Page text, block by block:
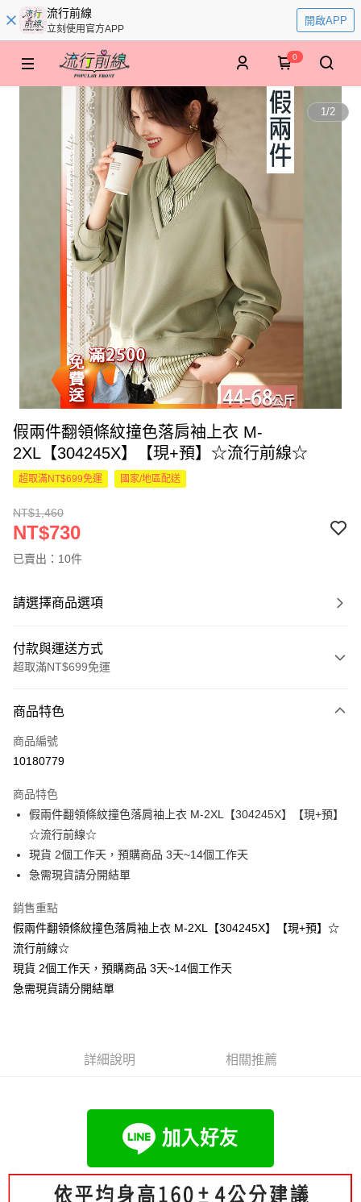
流行前線
立刻使用官方APP
開啟APP
0
1/2
假兩件翻領條紋撞色落肩袖上衣 M-
2XL【304245X】【現+預】☆流行前線☆
超取滿NT$699免運 國家/地區配送
NT$1,460
NT$730
已賣出：10件
請選擇商品選項
付款與運送方式
超取滿NT$699免運
信用卡一次付款
超商取貨付款
Apple Pay
街口支付
悠遊付
Google Pay
全支付
大哥付你分期
2.付款方式選擇「大哥付你分期」，訂單成立後會自動跳轉到大哥付的交易
4.訂單成立30分鐘內，如未前往確認交易或遇審核未通過，訂單將自動取
消。如遇「轉專審核」未通過狀況，表示未達大哥付你分期系統評分，恕無
1.分期款項不併入電信帳單，「大哥付你分期」於每月結算日後寄送繳費提
醒簡訊。
１．簡單：不需註冊會員、不需綁卡、不需儲值。
２．便利：只要手機號碼，簡訊認證，即可結帳。
３．安心：先確認商品／服務後，再付款。
【「AFTEE先享後付」結帳流程】
１．於結帳方式選擇「AFTEE先享後付」後，將跳轉至「AFTEE先享後付」
「Hami Point」為中華電信所提供之點數服務，可於會員專區綁定中華電信
會員帳號後，即可在購物車使用 Hami Point 折抵消費金額 (1點等於1元)。
運送方式
商品特色
商品編號
10180779
商品特色
假兩件翻領條紋撞色落肩袖上衣 M-2XL【304245X】【現+預】
☆流行前線☆
現貨 2個工作天，預購商品 3天~14個工作天
急需現貨請分開結單
銷售重點
假兩件翻領條紋撞色落肩袖上衣 M-2XL【304245X】【現+預】☆
流行前線☆
現貨 2個工作天，預購商品 3天~14個工作天
急需現貨請分開結單
詳細說明 相關推薦